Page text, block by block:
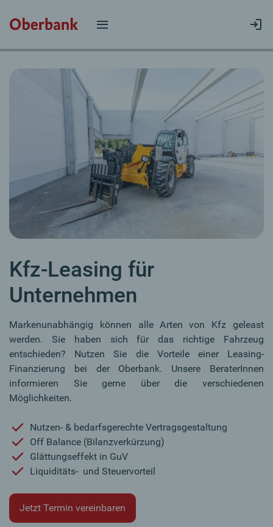
Kfz-Leasing für
Unternehmen
Markenunabhängig können alle Arten von Kfz geleast
werden. Sie haben sich für das richtige Fahrzeug
entschieden? Nutzen Sie die Vorteile einer Leasing-
Finanzierung bei der Oberbank. Unsere BeraterInnen
informieren Sie gerne über die verschiedenen
Möglichkeiten.
Nutzen- & bedarfsgerechte Vertragsgestaltung
Off Balance (Bilanzverkürzung)
Glättungseffekt in GuV
Liquiditäts- und Steuervorteil
Jetzt Termin vereinbaren